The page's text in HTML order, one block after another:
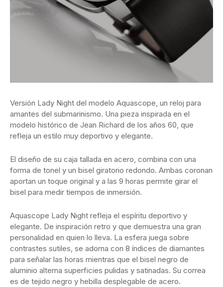
Versión Lady Night del modelo Aquascope, un reloj para
amantes del submarinismo. Una pieza inspirada en el
modelo histórico de Jean Richard de los años 60, que
refleja un estilo muy deportivo y elegante.
El diseño de su caja tallada en acero, combina con una
forma de tonel y un bisel giratorio redondo. Ambas coronan
aportan un toque original y a las 9 horas permite girar el
bisel para medir tiempos de inmersión.
Aquascope Lady Night refleja el espíritu deportivo y
elegante. De inspiración retro y que demuestra una gran
personalidad en quien lo lleva. La esfera juega sobre
contrastes sutiles, se adorna con 8 índices de diamantes
para señalar las horas mientras que el bisel negro de
aluminio alterna superficies pulidas y satinadas. Su correa
es de tejido negro y hebilla desplegable de acero.